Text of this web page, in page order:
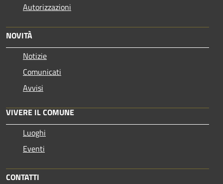
Autorizzazioni
NOVITÀ
Notizie
Comunicati
Avvisi
VIVERE IL COMUNE
Luoghi
Eventi
CONTATTI